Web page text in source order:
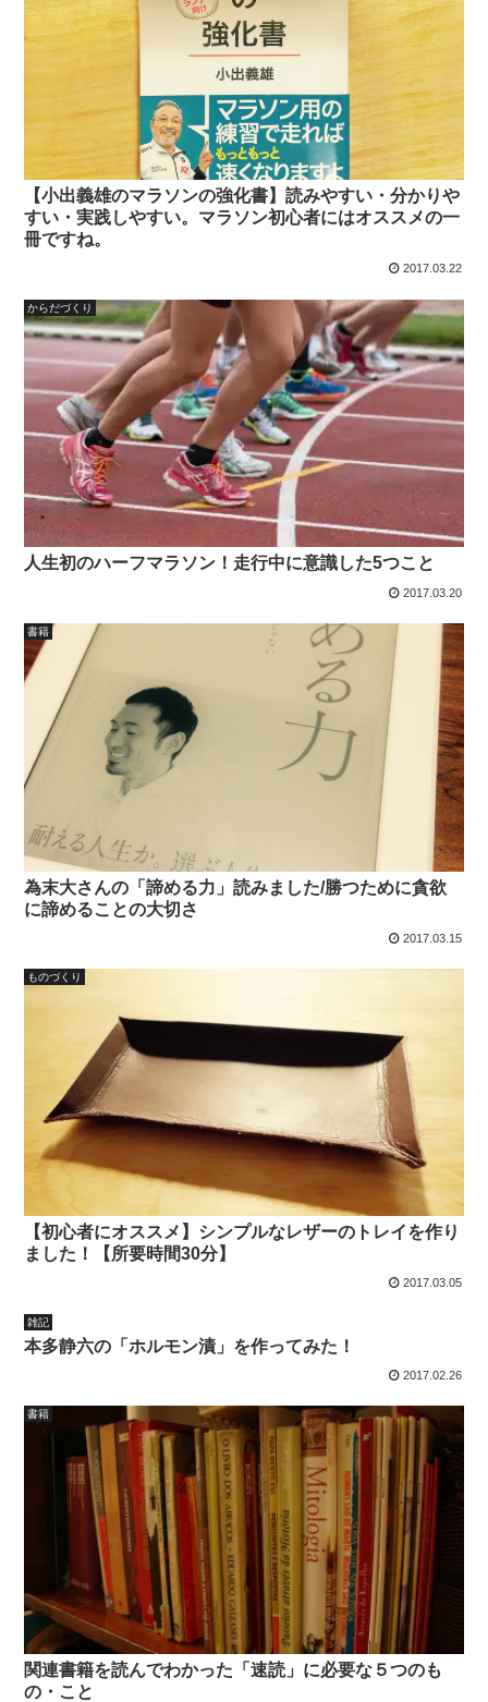
【小出義雄のマラソンの強化書】読みやすい・分かりや
すい・実践しやすい。マラソン初心者にはオススメの一
冊ですね。
2017.03.22
からだづくり
人生初のハーフマラソン！走行中に意識した5つこと
2017.03.20
書籍
為末大さんの「諦める力」読みました/勝つために貪欲
に諦めることの大切さ
2017.03.15
ものづくり
【初心者にオススメ】シンプルなレザーのトレイを作り
ました！【所要時間30分】
2017.03.05
雑記
本多静六の「ホルモン漬」を作ってみた！
2017.02.26
書籍
関連書籍を読んでわかった「速読」に必要な５つのも
の・こと